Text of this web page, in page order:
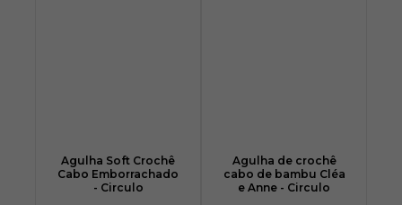
Agulha Soft Crochê
Cabo Emborrachado
- Circulo
Agulha de crochê
cabo de bambu Cléa
e Anne - Circulo